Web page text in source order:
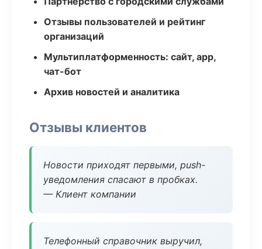
Отзывы пользователей и рейтинг
организаций
Мультиплатформенность: сайт, app,
чат-бот
Архив новостей и аналитика
Отзывы клиентов
Новости приходят первыми, push-
уведомления спасают в пробках.
— Клиент компании
Телефонный справочник выручил,